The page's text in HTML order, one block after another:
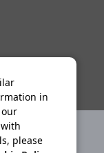
リース
in
please